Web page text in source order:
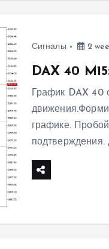
Сигналы 2
DAX 40
График DAX 40
графике.